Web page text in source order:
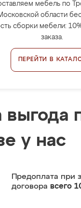
мебель по
области
сборки мебели:
заказа.
ПЕРЕЙТИ В
выгода
у нас
Предоплата при
договора всего